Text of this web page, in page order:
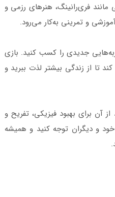
مانند فری‌رانینگ، هنرهای رزمی و
و تمرینی به‌کار می‌رود.
جدیدی را کسب کنید. بازی
تا از زندگی بیشتر لذت ببرید و
آن برای بهبود فیزیکی، تفریح و
و دیگران توجه کنید و همیشه